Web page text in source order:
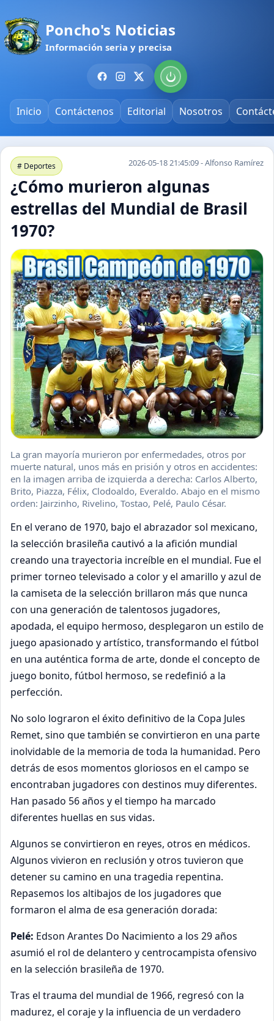
Poncho's Noticias
Información seria y precisa
Inicio Contáctenos Editorial Nosotros
# Deportes 2026-05-18 21:45:09 - Alfonso Ramírez
¿Cómo murieron algunas
estrellas del Mundial de Brasil
1970?
La gran mayoría murieron por enfermedades, otros por
muerte natural, unos más en prisión y otros en accidentes:
en la imagen arriba de izquierda a derecha: Carlos Alberto,
Brito, Piazza, Félix, Clodoaldo, Everaldo. Abajo en el mismo
orden: Jairzinho, Rivelino, Tostao, Pelé, Paulo César.
En el verano de 1970, bajo el abrazador sol mexicano,
la selección brasileña cautivó a la afición mundial
creando una trayectoria increíble en el mundial. Fue el
primer torneo televisado a color y el amarillo y azul de
la camiseta de la selección brillaron más que nunca
con una generación de talentosos jugadores,
apodada, el equipo hermoso, desplegaron un estilo de
juego apasionado y artístico, transformando el fútbol
en una auténtica forma de arte, donde el concepto de
juego bonito, fútbol hermoso, se redefinió a la
perfección.
No solo lograron el éxito definitivo de la Copa Jules
Remet, sino que también se convirtieron en una parte
inolvidable de la memoria de toda la humanidad. Pero
detrás de esos momentos gloriosos en el campo se
encontraban jugadores con destinos muy diferentes.
Han pasado 56 años y el tiempo ha marcado
diferentes huellas en sus vidas.
Algunos se convirtieron en reyes, otros en médicos.
Algunos vivieron en reclusión y otros tuvieron que
detener su camino en una tragedia repentina.
Repasemos los altibajos de los jugadores que
formaron el alma de esa generación dorada:
Pelé: Edson Arantes Do Nacimiento a los 29 años
asumió el rol de delantero y centrocampista ofensivo
en la selección brasileña de 1970.
Tras el trauma del mundial de 1966, regresó con la
madurez, el coraje y la influencia de un verdadero